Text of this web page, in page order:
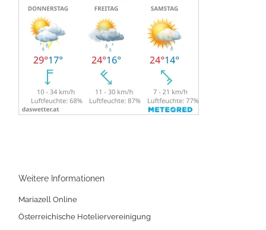
Weitere Informationen
Mariazell Online
Österreichische Hoteliervereinigung